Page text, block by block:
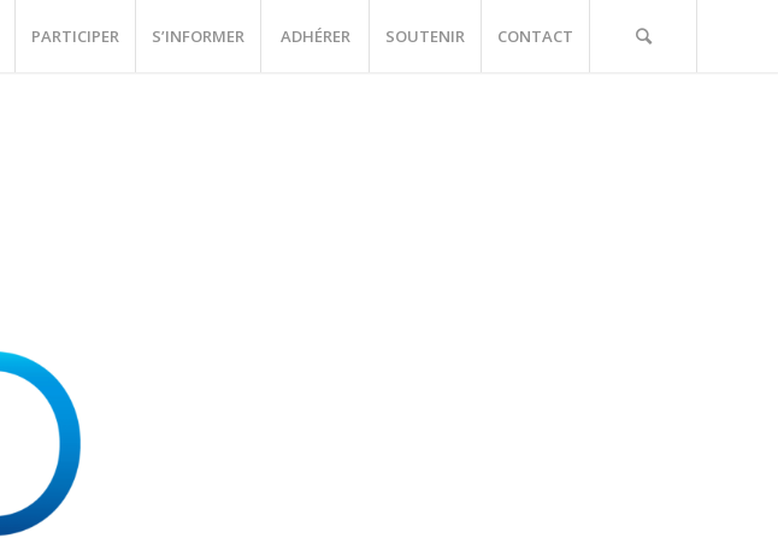
PARTICIPER S’INFORMER ADHÉRER SOUTENIR CONTACT